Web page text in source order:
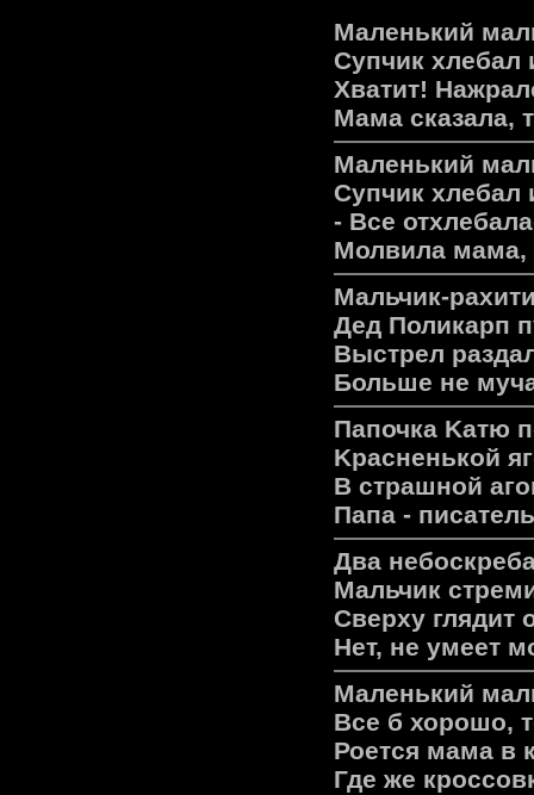
Маленький
Супчик хлебал
Хватит!
Мама сказала,
Маленький
Супчик хлебал
- Все
Молвила мама,
Мальчик-
Дед Поликарп
Выстрел
Больше не
Папочка Kатю
Kрасненькой
В страшной
Папа -
Два
Мальчик
Сверху глядит
Нет, не умеет
Маленький
Все б хорошо,
Роется мама в
Где же